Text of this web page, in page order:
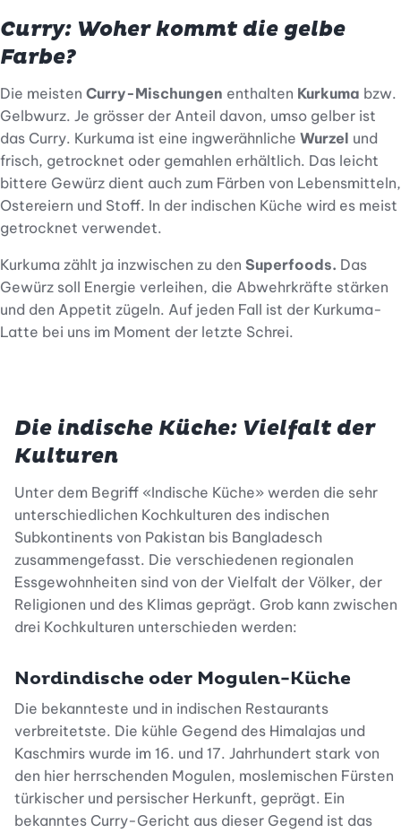
Curry: Woher kommt die gelbe
Farbe?
Die meisten Curry-Mischungen enthalten Kurkuma bzw.
Gelbwurz. Je grösser der Anteil davon, umso gelber ist
das Curry. Kurkuma ist eine ingwerähnliche Wurzel und
frisch, getrocknet oder gemahlen erhältlich. Das leicht
bittere Gewürz dient auch zum Färben von Lebensmitteln,
Ostereiern und Stoff. In der indischen Küche wird es meist
getrocknet verwendet.
Kurkuma zählt ja inzwischen zu den Superfoods. Das
Gewürz soll Energie verleihen, die Abwehrkräfte stärken
und den Appetit zügeln. Auf jeden Fall ist der Kurkuma-
Latte bei uns im Moment der letzte Schrei.
Die indische Küche: Vielfalt der
Kulturen
Unter dem Begriff «Indische Küche» werden die sehr
unterschiedlichen Kochkulturen des indischen
Subkontinents von Pakistan bis Bangladesch
zusammengefasst. Die verschiedenen regionalen
Essgewohnheiten sind von der Vielfalt der Völker, der
Religionen und des Klimas geprägt. Grob kann zwischen
drei Kochkulturen unterschieden werden:
Nordindische oder Mogulen-Küche
Die bekannteste und in indischen Restaurants
verbreitetste. Die kühle Gegend des Himalajas und
Kaschmirs wurde im 16. und 17. Jahrhundert stark von
den hier herrschenden Mogulen, moslemischen Fürsten
türkischer und persischer Herkunft, geprägt. Ein
bekanntes Curry-Gericht aus dieser Gegend ist das